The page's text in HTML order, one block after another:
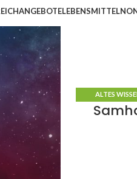
ANGEBOTELEBENSMITTEL
ALTES